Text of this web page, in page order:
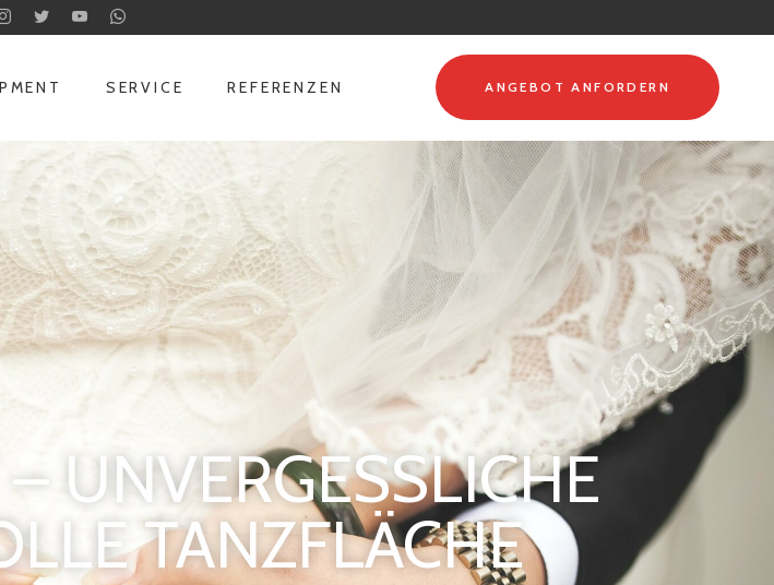
SERVICE REFERENZEN ANGEBOT ANFORDERN
UNVERGESSLICHE
TANZFLÄCHE